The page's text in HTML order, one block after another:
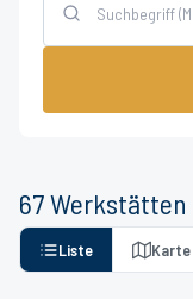
67Werkstätten
Liste Karte